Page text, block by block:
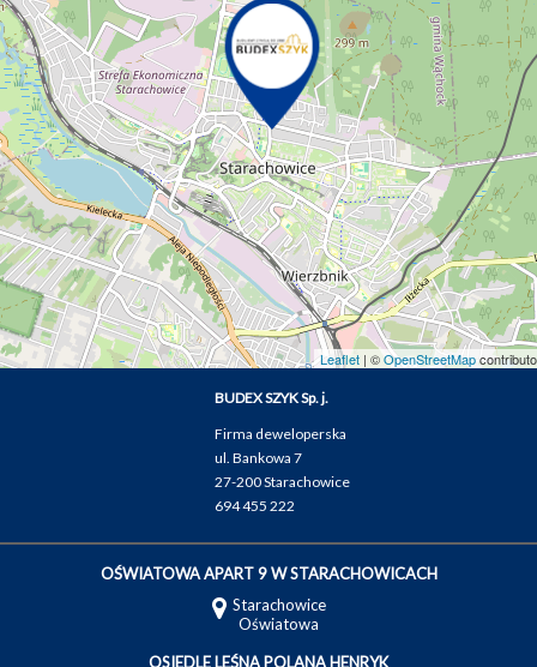
Leaflet | ©OpenStreetMap
BUDEX SZYK Sp. j.
Firma deweloperska
ul. Bankowa 7
27-200 Starachowice
694 455 222
OŚWIATOWA APART 9 W STARACHOWICACH
Starachowice
Oświatowa
OSIEDLE LEŚNA POLANA HENRYK